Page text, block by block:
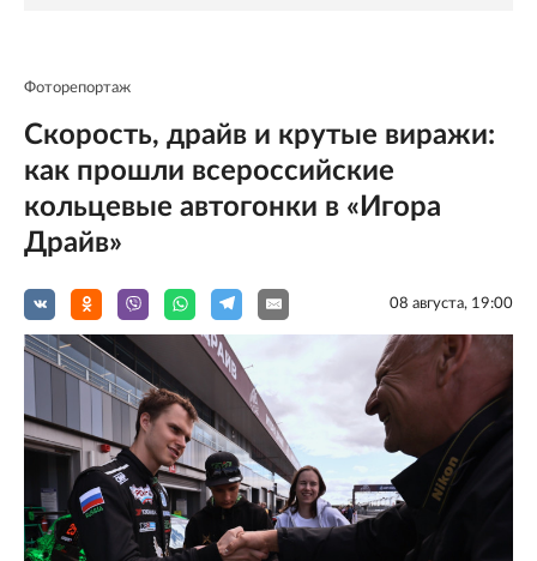
Фоторепортаж
Скорость, драйв и крутые виражи:
как прошли всероссийские
кольцевые автогонки в «Игора
Драйв»
08 августа, 19:00